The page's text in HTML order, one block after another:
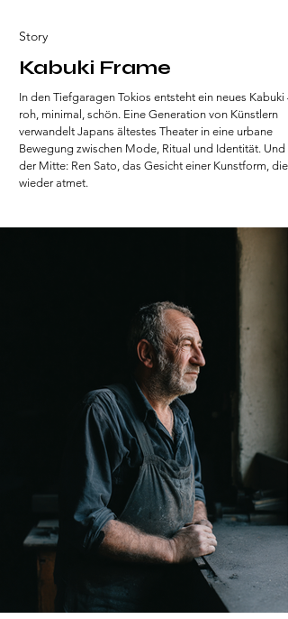
Kabuki Frame
In den Tiefgaragen Tokios entsteht ein neues Kabuki –
roh, minimal, schön. Eine Generation von Künstlern
verwandelt Japans ältestes Theater in eine urbane
Bewegung zwischen Mode, Ritual und Identität. Und
der Mitte: Ren Sato, das Gesicht einer Kunstform, die
wieder atmet.
Story